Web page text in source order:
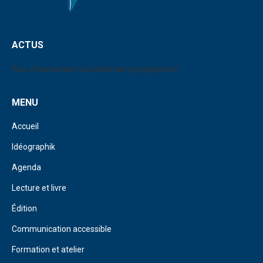
ACTUS
Pas d'événement actuellement programmé.
MENU
Accueil
Idéographik
Agenda
Lecture et livre
Édition
Communication accessible
Formation et atelier